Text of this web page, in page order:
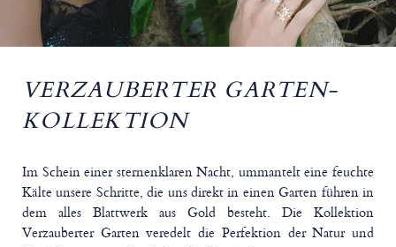
VERZAUBERTER GARTEN-
KOLLEKTION
Im Schein einer sternenklaren Nacht, ummantelt eine feuchte
Kälte unsere Schritte, die uns direkt in einen Garten führen in
dem alles Blattwerk aus Gold besteht. Die Kollektion
Verzauberter Garten veredelt die Perfektion der Natur und